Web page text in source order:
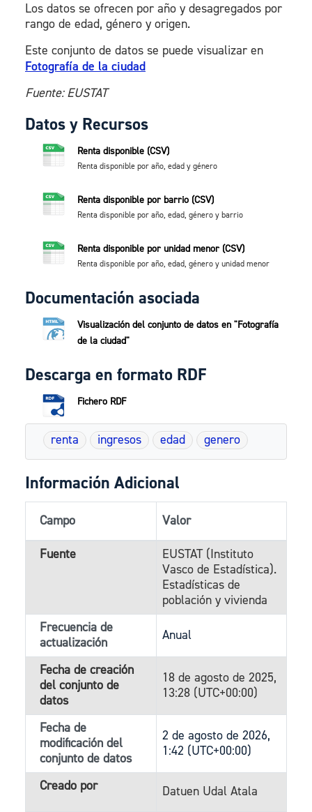
Los datos se ofrecen por año y desagregados por
rango de edad, género y origen.
Este conjunto de datos se puede visualizar en
Fotografía de la ciudad
Fuente: EUSTAT
Datos y Recursos
Renta disponible (CSV)
Renta disponible por año, edad y género
Renta disponible por barrio (CSV)
Renta disponible por año, edad, género y barrio
Renta disponible por unidad menor (CSV)
Renta disponible por año, edad, género y unidad menor
Documentación asociada
Visualización del conjunto de datos en "Fotografía
de la ciudad"
Descarga en formato RDF
Fichero RDF
renta ingresos edad genero
Información Adicional
Campo Valor
Fuente
EUSTAT (Instituto
Vasco de Estadística).
Estadísticas de
población y vivienda
Frecuencia de
actualización
Anual
Fecha de creación
del conjunto de
datos
18 de agosto de 2025,
13:28 (UTC+00:00)
Fecha de
modificación del
conjunto de datos
2 de agosto de 2026,
1:42 (UTC+00:00)
Creado por Datuen Udal Atala